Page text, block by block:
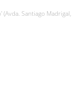
Santiago Madrigal,